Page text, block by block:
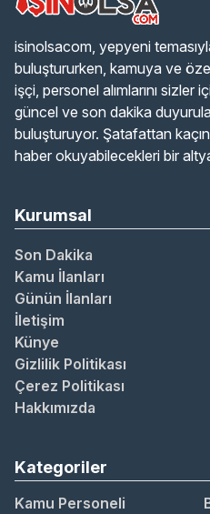
isinolsacom, yepyeni
buluştururken, kamuya ve
işçi, personel alımlarını sizler
güncel ve son dakika
buluşturuyor. Şatafattan
haber okuyabilecekleri bir
Kurumsal
Son Dakika
Kamu İlanları
Günün İlanları
İletişim
Künye
Gizlilik Politikası
Çerez Politikası
Hakkımızda
Kategoriler
Kamu Personeli